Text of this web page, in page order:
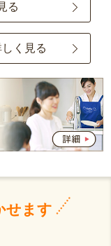
る
く見る
せます